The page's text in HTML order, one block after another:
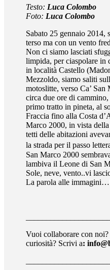
Testo: Luca Colombo
Foto: Luca Colombo
Sabato 25 gennaio 2014,
terso ma con un vento
Non ci siamo lasciati
limpida, per ciaspolare in
in località Castello
Mezzoldo, siamo saliti
motoslitte, verso Ca’
circa due ore di cammino,
primo tratto in pineta, al
Fraccia fino alla Costa
Marco 2000, in vista
tetti delle abitazioni
la strada per il passo
San Marco 2000
lambiva il Leone di San
Sole, neve, vento..vi
La parola alle
Vuoi collaborare con
curiosità? Scrivi a: